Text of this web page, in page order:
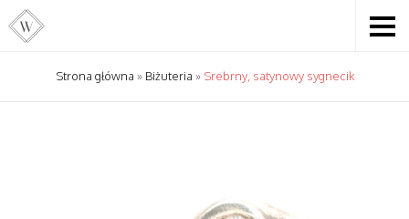
Strona główna » Biżuteria » Srebrny, satynowy sygnecik